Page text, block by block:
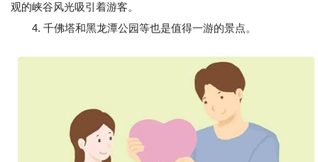
观的峡谷风光吸引着游客。
4. 千佛塔和黑龙潭公园等也是值得一游的景点。